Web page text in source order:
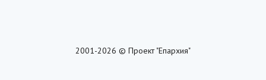
2001-2026 © Проект "Епархия"